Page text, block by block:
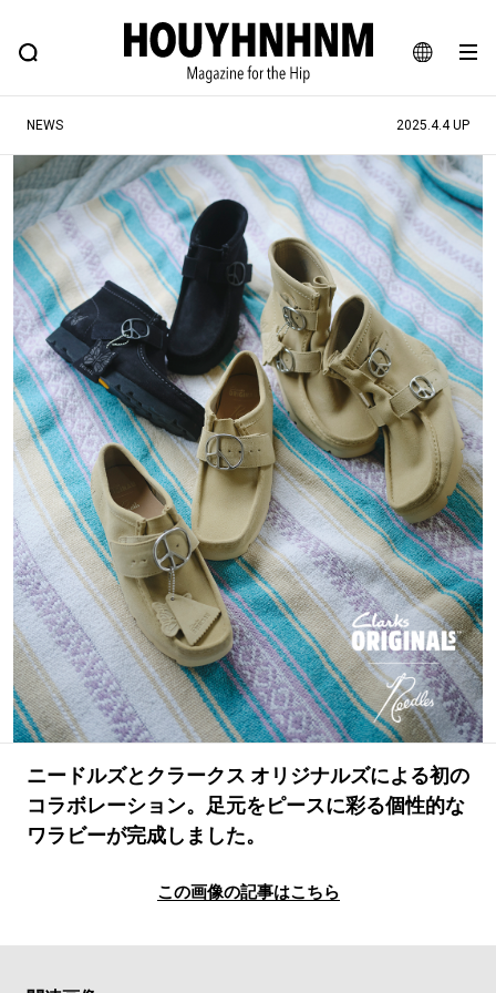
JA
EN
FEATURE BLOG SNAP
ヒップなファッション、カルチャー、ライフスタイルWEBマガジン
#注目のタグ
#SHOPPING ADDICT #憧れの逸品
#ESSENTIAL DESIGNS #古着サミット
#NEW VINTAGE #マイナーグッド図鑑
#路地裏てぃーん。 #MONTHLY JOURNAL
#GH 銘品の所以 #フイナムのYouTube
#Commune H #FOCUS IT #AH.H
#ととけん #FASHION #MUSIC #MOVIE
#LIFESTYLE #SNEAKER #OUTDOOR
#SPORTS #HANDSOME HANDBOOK
NEWS 2025.4.4 UP
ニードルズとクラークス オリジナルズによる初の
コラボレーション。足元をピースに彩る個性的な
ワラビーが完成しました。
この画像の記事はこちら